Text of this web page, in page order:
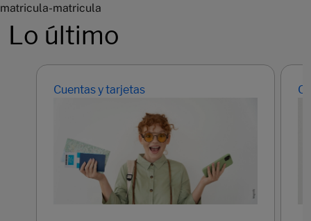
matricula-matricula
Lo último
Cuentas y tarjetas